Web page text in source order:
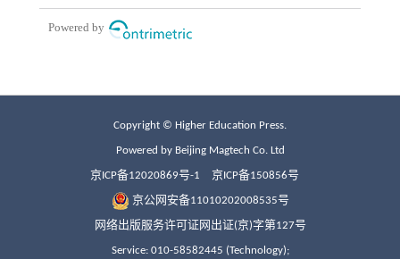
Copyright © Higher Education Press.
Powered by Beijing Magtech Co. Ltd
京ICP备12020869号-1 京ICP备150856号
京公网安备11010202008535号
网络出版服务许可证网出证(京)字第127号
Service: 010-58582445 (Technology);